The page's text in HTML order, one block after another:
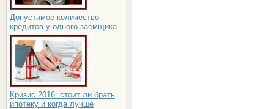
Допустимое количество
кредитов у одного заемщика
Кризис 2016: стоит ли брать
ипотеку и когда лучше